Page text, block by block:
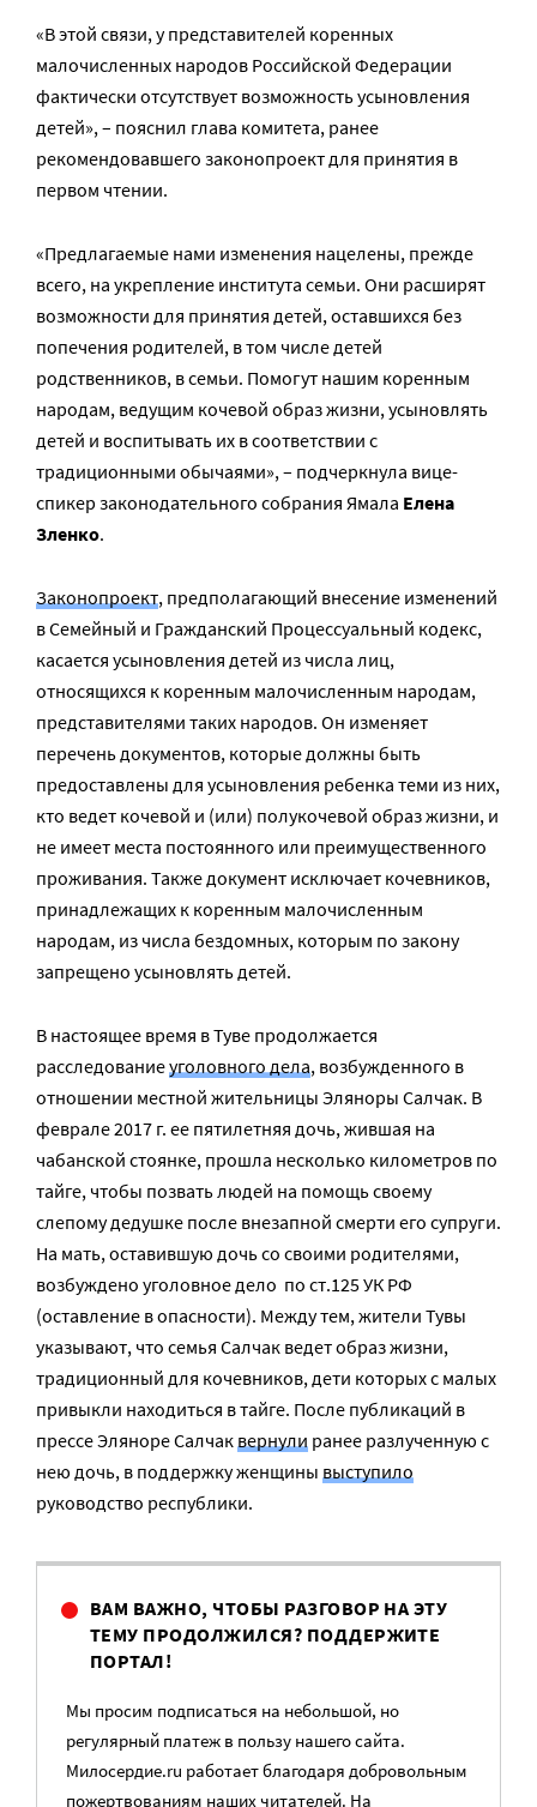
«В этой связи, у представителей коренных
малочисленных народов Российской Федерации
фактически отсутствует возможность усыновления
детей», – пояснил глава комитета, ранее
рекомендовавшего законопроект для принятия в
первом чтении.
«Предлагаемые нами изменения нацелены, прежде
всего, на укрепление института семьи. Они расширят
возможности для принятия детей, оставшихся без
попечения родителей, в том числе детей
родственников, в семьи. Помогут нашим коренным
народам, ведущим кочевой образ жизни, усыновлять
детей и воспитывать их в соответствии с
традиционными обычаями», – подчеркнула вице-
спикер законодательного собрания Ямала Елена
Зленко.
Законопроект, предполагающий внесение изменений
в Семейный и Гражданский Процессуальный кодекс,
касается усыновления детей из числа лиц,
относящихся к коренным малочисленным народам,
представителями таких народов. Он изменяет
перечень документов, которые должны быть
предоставлены для усыновления ребенка теми из них,
кто ведет кочевой и (или) полукочевой образ жизни, и
не имеет места постоянного или преимущественного
проживания. Также документ исключает кочевников,
принадлежащих к коренным малочисленным
народам, из числа бездомных, которым по закону
запрещено усыновлять детей.
В настоящее время в Туве продолжается
расследованиеуголовного дела, возбужденного в
отношении местной жительницы Эляноры Салчак. В
феврале 2017 г. ее пятилетняя дочь, жившая на
чабанской стоянке, прошла несколько километров по
тайге, чтобы позвать людей на помощь своему
слепому дедушке после внезапной смерти его супруги.
На мать, оставившую дочь со своими родителями,
возбуждено уголовное дело по ст.125 УК РФ
(оставление в опасности). Между тем, жители Тувы
указывают, что семья Салчак ведет образ жизни,
традиционный для кочевников, дети которых с малых
привыкли находиться в тайге. После публикаций в
прессе Эляноре Салчаквернули ранее разлученную с
нею дочь, в поддержку женщины выступило
руководство республики.
ВАМ ВАЖНО, ЧТОБЫ РАЗГОВОР НА ЭТУ
ТЕМУ ПРОДОЛЖИЛСЯ? ПОДДЕРЖИТЕ
ПОРТАЛ!
Мы просим подписаться на небольшой, но
регулярный платеж в пользу нашего сайта.
Милосердие.ru работает благодаря добровольным
пожертвованиям наших читателей. На